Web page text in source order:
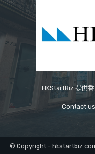
HKStartBiz 提供
Contact
© Copyright -